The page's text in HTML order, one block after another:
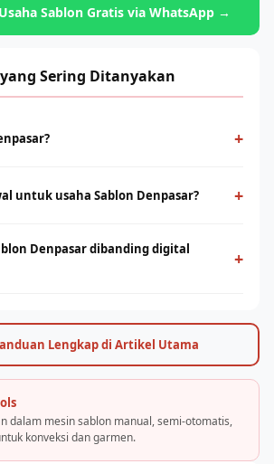
Sablon Gratis via WhatsApp →
Sering Ditanyakan
+
dan tinta yang ditekan ke permukaan
untuk usaha Sablon Denpasar? +
mesin otomatis. Konsultasikan dengan
untuk simulasi usaha sesuai budget Anda.
Denpasar dibanding digital
+
(DTF/sublimasi) unggul untuk order
desain detail. Keduanya bisa saling
Lengkap di Artikel Utama
dalam mesin sablon manual, semi-otomatis,
konveksi dan garmen.